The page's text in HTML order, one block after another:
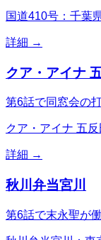
国道410号：千葉
詳細 →
クア・アイナ
第6話で同窓会の
クア・アイナ 五
詳細 →
秋川弁当宮川
第6話で末永聖が